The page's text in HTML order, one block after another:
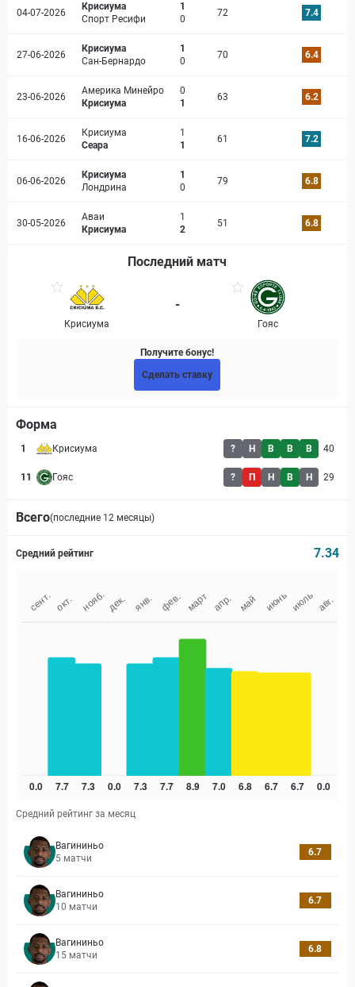
04-07-2026
Крисиума
Спорт Ресифи
1
0
72 7.4
27-06-2026
Крисиума
Сан-Бернардо
1
0
70 6.4
23-06-2026
Америка Минейро
Крисиума
0
1
63 6.2
16-06-2026
Крисиума
Сеара
1
1
61 7.2
06-06-2026
Крисиума
Лондрина
1
0
79 6.8
30-05-2026
Аваи
Крисиума
1
2
51 6.8
Последний матч
Крисиума
-
Гояс
Получите бонус!
Сделать ставку
Форма
1 Крисиума ? Н В В В 40
11 Гояс ? П Н В Н 29
Всего(последние 12 месяцы)
Средний рейтинг 7.34
Средний рейтинг за месяц
Вагининьо
5 матчи
6.7
Вагининьо
10 матчи
6.7
Вагининьо
15 матчи
6.8